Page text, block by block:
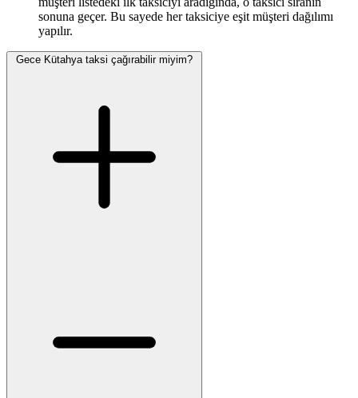
sonuna geçer. Bu sayede her taksiciye eşit müşteri dağılımı
yapılır.
Gece Kütahya taksi çağırabilir miyim?